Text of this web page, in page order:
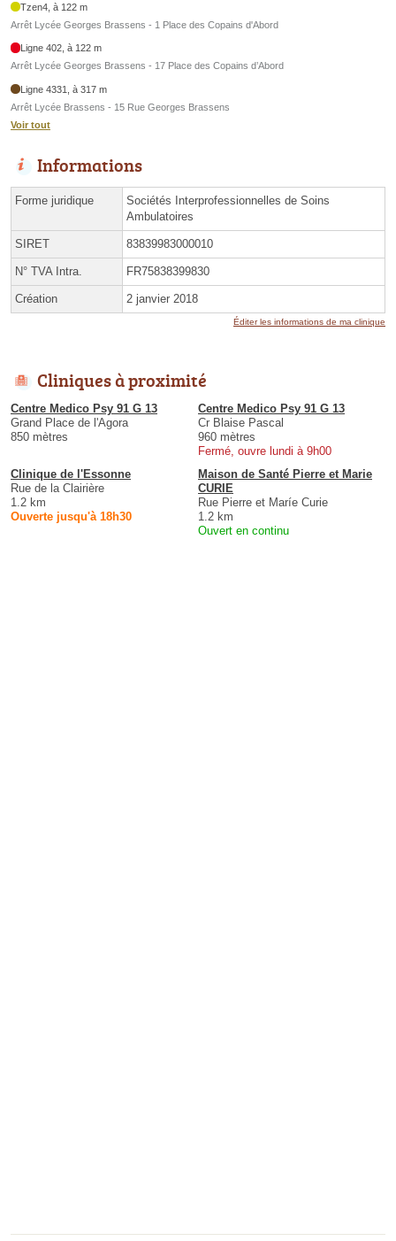
Tzen4, à 122 m
Arrêt Lycée Georges Brassens - 1 Place des Copains d'Abord
Ligne 402, à 122 m
Arrêt Lycée Georges Brassens - 17 Place des Copains d’Abord
Ligne 4331, à 317 m
Arrêt Lycée Brassens - 15 Rue Georges Brassens
Voir tout
Informations
Forme juridique
Sociétés Interprofessionnelles de Soins
Ambulatoires
SIRET 83839983000010
N° TVA Intra. FR75838399830
Création 2 janvier 2018
Éditer les informations de ma clinique
Cliniques à proximité
Centre Medico Psy 91 G 13
Grand Place de l'Agora
850 mètres
Centre Medico Psy 91 G 13
Cr Blaise Pascal
960 mètres
Fermé, ouvre lundi à 9h00
Clinique de l'Essonne
Rue de la Clairière
1.2 km
Ouverte jusqu'à 18h30
Maison de Santé Pierre et Marie
CURIE
Rue Pierre et Maríe Curie
1.2 km
Ouvert en continu